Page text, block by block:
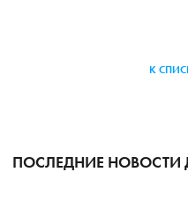
К
ПОСЛЕДНИЕ НОВОСТИ